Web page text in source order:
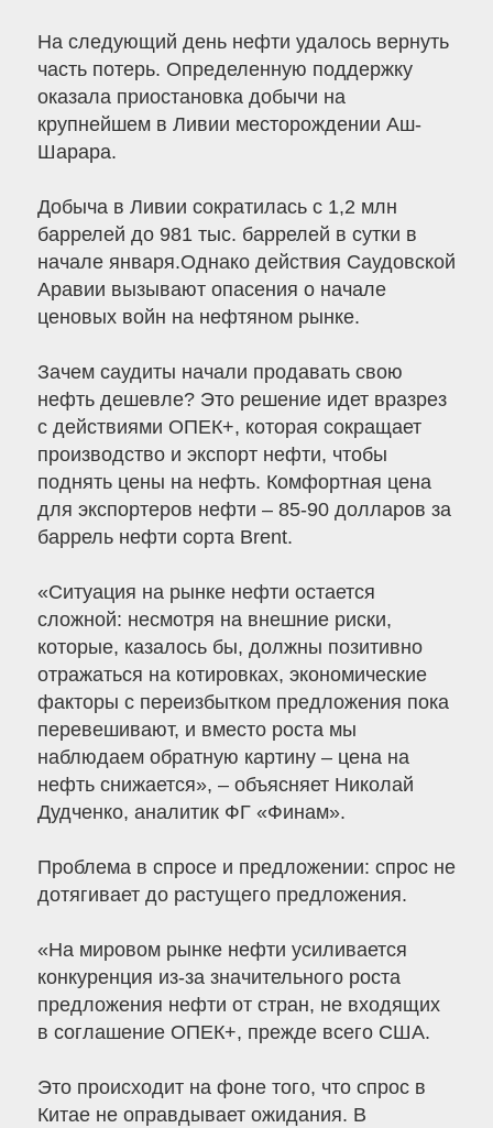
На следующий день нефти удалось вернуть
часть потерь. Определенную поддержку
оказала приостановка добычи на
крупнейшем в Ливии месторождении Аш-
Шарара.
Добыча в Ливии сократилась с 1,2 млн
баррелей до 981 тыс. баррелей в сутки в
начале января.Однако действия Саудовской
Аравии вызывают опасения о начале
ценовых войн на нефтяном рынке.
Зачем саудиты начали продавать свою
нефть дешевле? Это решение идет вразрез
с действиями ОПЕК+, которая сокращает
производство и экспорт нефти, чтобы
поднять цены на нефть. Комфортная цена
для экспортеров нефти – 85-90 долларов за
баррель нефти сорта Brent.
«Ситуация на рынке нефти остается
сложной: несмотря на внешние риски,
которые, казалось бы, должны позитивно
отражаться на котировках, экономические
факторы с переизбытком предложения пока
перевешивают, и вместо роста мы
наблюдаем обратную картину – цена на
нефть снижается», – объясняет Николай
Дудченко, аналитик ФГ «Финам».
Проблема в спросе и предложении: спрос не
дотягивает до растущего предложения.
«На мировом рынке нефти усиливается
конкуренция из-за значительного роста
предложения нефти от стран, не входящих
в соглашение ОПЕК+, прежде всего США.
Это происходит на фоне того, что спрос в
Китае не оправдывает ожидания. В